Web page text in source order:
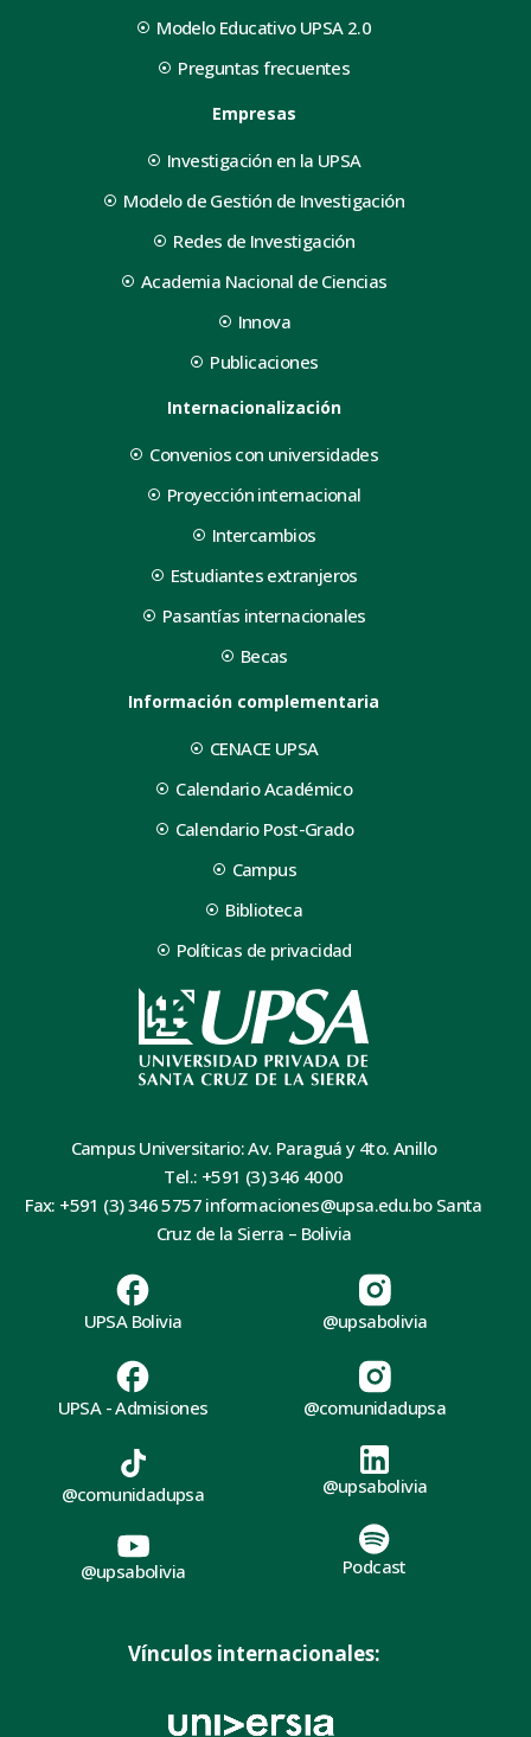
Modelo Educativo UPSA 2.0
Preguntas frecuentes
Empresas
Investigación en la UPSA
Modelo de Gestión de Investigación
Redes de Investigación
Academia Nacional de Ciencias
Innova
Publicaciones
Internacionalización
Convenios con universidades
Proyección internacional
Intercambios
Estudiantes extranjeros
Pasantías internacionales
Becas
Información complementaria
CENACE UPSA
Calendario Académico
Calendario Post-Grado
Campus
Biblioteca
Políticas de privacidad
Campus Universitario: Av. Paraguá y 4to. Anillo
Tel.: +591 (3) 346 4000
Fax: +591 (3) 346 5757 informaciones@upsa.edu.bo Santa
Cruz de la Sierra – Bolivia
UPSA Bolivia
UPSA - Admisiones
@upsabolivia
@comunidadupsa
@comunidadupsa
@upsabolivia
@upsabolivia
Podcast
Vínculos internacionales: